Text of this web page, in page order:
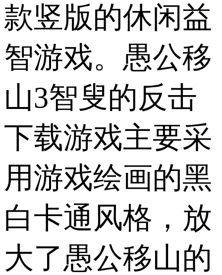
款竖版的休闲益
智游戏。愚公移
山3智叟的反击
下载游戏主要采
用游戏绘画的黑
白卡通风格，放
大了愚公移山的